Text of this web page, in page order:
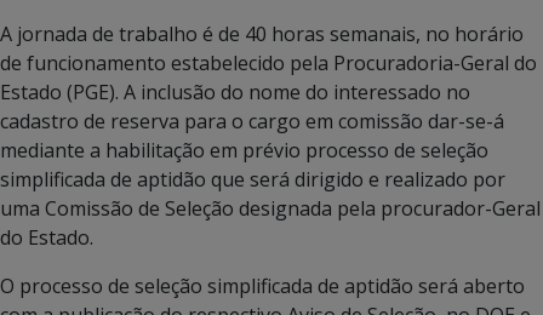
A jornada de trabalho é de 40 horas semanais, no horário
de funcionamento estabelecido pela Procuradoria-Geral do
Estado (PGE). A inclusão do nome do interessado no
cadastro de reserva para o cargo em comissão dar-se-á
mediante a habilitação em prévio processo de seleção
simplificada de aptidão que será dirigido e realizado por
uma Comissão de Seleção designada pela procurador-Geral
do Estado.
O processo de seleção simplificada de aptidão será aberto